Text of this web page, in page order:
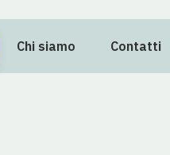
Chi siamo Contatti